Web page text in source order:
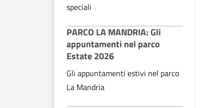
speciali
PARCO LA MANDRIA: Gli
appuntamenti nel parco
Estate 2026
Gli appuntamenti estivi nel parco
La Mandria